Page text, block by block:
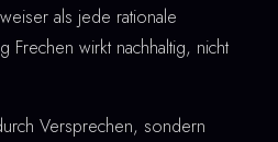
als jede rationale
Frechen wirkt nachhaltig, nicht
Versprechen, sondern